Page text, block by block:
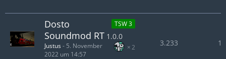
TSW 3
Dosto
Soundmod RT 1.0.0
2
Justus- 5. November
2022 um 14:57
3.233